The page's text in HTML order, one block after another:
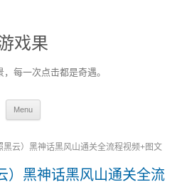
戏果
每一次点击都是奇遇。
Menu
content
黑云）黑神话黑风山通关全流程视频+图文
）黑神话黑风山通关全流